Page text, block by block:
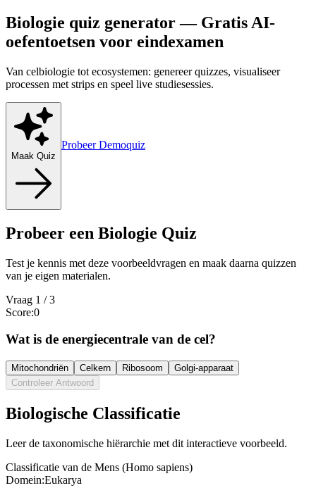
Biologie quiz generator — Gratis AI-
oefentoetsen voor eindexamen
Van celbiologie tot ecosystemen: genereer quizzes, visualiseer
processen met strips en speel live studiesessies.
Maak Quiz
Probeer Demoquiz
Probeer een Biologie Quiz
Test je kennis met deze voorbeeldvragen en maak daarna quizzen
van je eigen materialen.
Vraag 1 /3
Score:0
Wat is de energiecentrale van de cel?
Mitochondriën Celkern Ribosoom
Golgi-apparaat
Controleer Antwoord
Biologische Classificatie
Leer de taxonomische hiërarchie met dit interactieve voorbeeld.
Classificatie van de Mens (Homo sapiens)
Domein:Eukarya